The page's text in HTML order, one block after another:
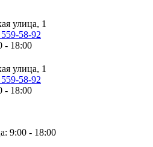
улица, 1
58-92
- 18:00
улица, 1
58-92
- 18:00
9:00 - 18:00